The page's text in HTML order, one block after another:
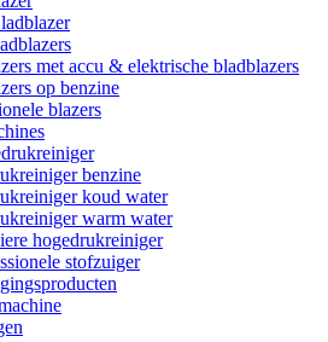
met accu & elektrische bladblazers
op benzine
blazers
benzine
koud water
warm water
hogedrukreiniger
stofzuiger